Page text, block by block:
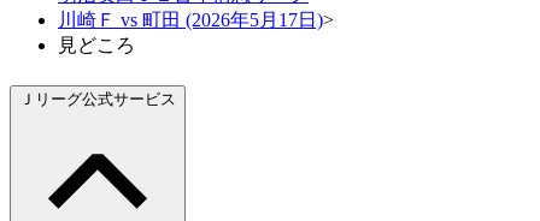
川崎Ｆ vs 町田 (2026年5月17日)>
見どころ
Ｊリーグ公式サービス